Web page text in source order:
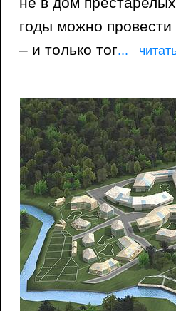
годы можно провести
– и только тог...